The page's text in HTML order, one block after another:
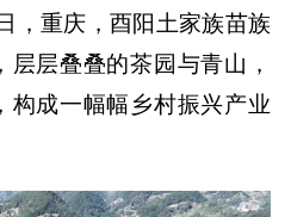
，重庆，酉阳土家族苗族
层叠叠的茶园与青山，
构成一幅幅乡村振兴产业